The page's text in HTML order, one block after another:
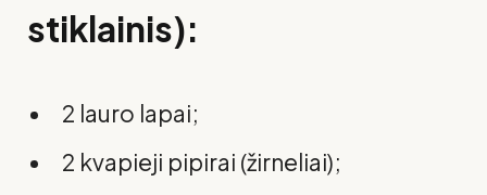
stiklainis):
2 lauro lapai;
2 kvapieji pipirai (žirneliai);